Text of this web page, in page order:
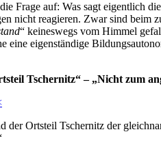
Frage auf: Was sagt eigentlich
nicht reagieren. Zwar sind beim
“ keineswegs vom Himmel
eine eigenständige
Tschernitz“ – „Nicht zum
der Ortsteil Tschernitz der